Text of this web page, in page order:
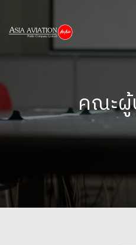
คณะผู้